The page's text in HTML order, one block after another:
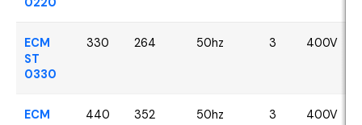
ECM
ST
0330
330 264 50hz 3 400V
ECM
440 352 50hz 3 400V